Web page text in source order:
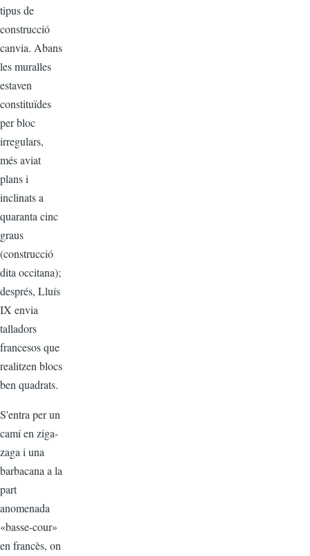
tipus de
construcció
canvia. Abans
les muralles
estaven
constituïdes
per bloc
irregulars,
més aviat
plans i
inclinats a
quaranta cinc
graus
(construcció
dita occitana);
després, Lluís
IX envia
talladors
francesos que
realitzen blocs
ben quadrats.
S'entra per un
camí en ziga-
zaga i una
barbacana a la
part
anomenada
«basse-cour»
en francès, on